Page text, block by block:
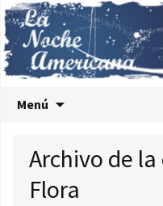
Menú
Archivo de
Flora